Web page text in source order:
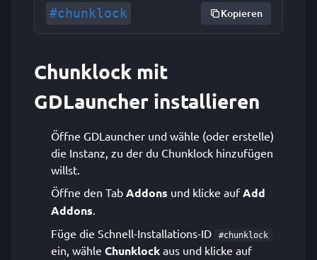
#chunklock Kopieren
Chunklock mit
GDLauncher installieren
Öffne GDLauncher und wähle (oder erstelle)
die Instanz, zu der du Chunklock hinzufügen
willst.
Öffne den Tab Addons und klicke aufAdd
Addons.
Füge die Schnell-Installations-ID
#chunklock
ein, wähle Chunklock aus und klicke auf